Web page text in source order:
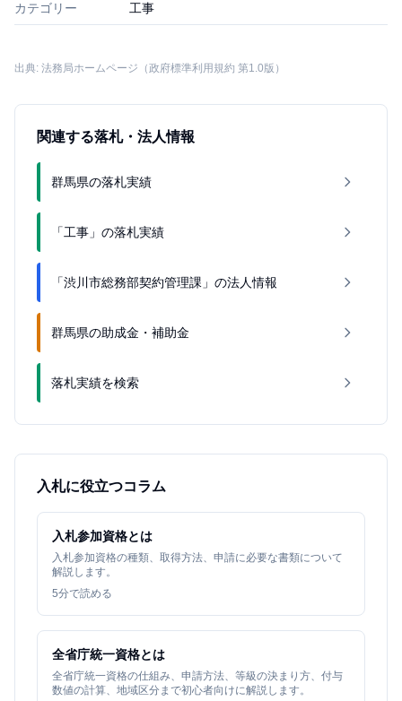
カテゴリー 工事
出典: 法務局ホームページ（政府標準利用規約 第1.0版）
関連する落札・法人情報
群馬県の落札実績
「工事」の落札実績
「渋川市総務部契約管理課」の法人情報
群馬県の助成金・補助金
落札実績を検索
入札に役立つコラム
入札参加資格とは
入札参加資格の種類、取得方法、申請に必要な書類について
解説します。
5分で読める
全省庁統一資格とは
全省庁統一資格の仕組み、申請方法、等級の決まり方、付与
数値の計算、地域区分まで初心者向けに解説します。